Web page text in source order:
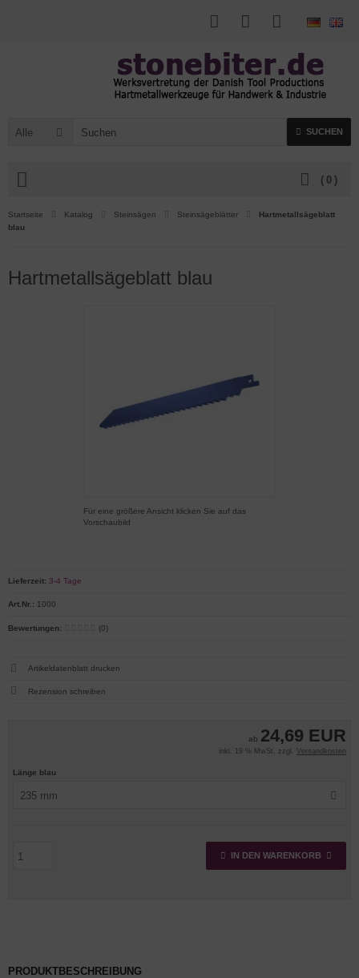
Alle SUCHEN
( 0 )
Startseite Katalog Steinsägen Steinsägeblätter
Hartmetallsägeblatt
blau
Hartmetallsägeblatt blau
Für eine größere Ansicht klicken Sie auf das
Vorschaubild
ab 24,69 EUR
inkl. 19 % MwSt. zzgl. Versandkosten
Länge blau
235 mm
IN DEN WARENKORB
Lieferzeit: 3-4 Tage
Art.Nr.: 1000
Bewertungen: (0)
Artikeldatenblatt drucken
Rezension schreiben
PRODUKTBESCHREIBUNG